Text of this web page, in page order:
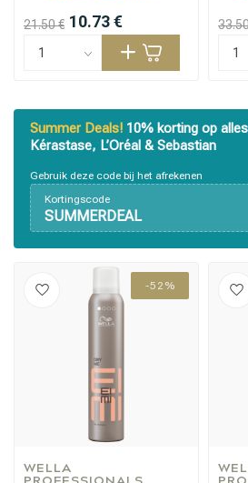
21.50 € 10.73 €
Summer Deals! 10% korting op
Kérastase, L’Oréal & Sebastian
Gebruik deze code bij het afrekenen
Kortingscode
SUMMERDEAL
-52%
WELLA